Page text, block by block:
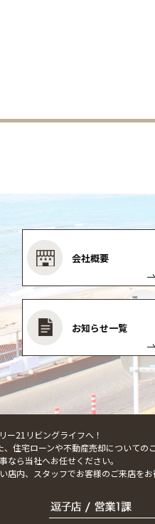
会社概要
お知らせ一覧
ー21リビングライフへ！
住宅ローンや不動産売却についての
ら当社へお任せください。
内、スタッフでお客様のご来店をお